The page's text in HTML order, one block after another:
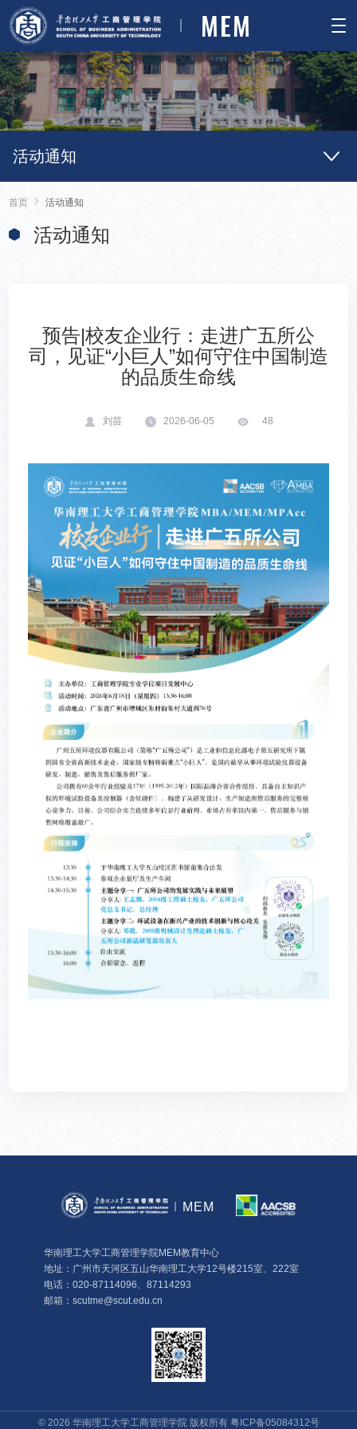
MEM
活动通知
首页 活动通知
活动通知
预告|校友企业行：走进广五所公
司，见证“小巨人”如何守住中国制造
的品质生命线
刘苗 2026-06-05 48
MEM
华南理工大学工商管理学院MEM教育中心
地址：广州市天河区五山华南理工大学12号楼215室、222室
电话：020-87114096、87114293
邮箱：scutme@scut.edu.cn
© 2026 华南理工大学工商管理学院 版权所有 粤ICP备05084312号